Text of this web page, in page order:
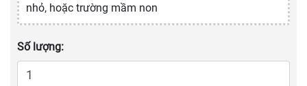
nhỏ, hoặc trường mầm non
Số lượng: